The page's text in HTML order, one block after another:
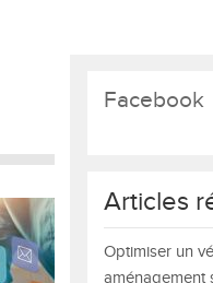
Facebook
Articles
Optimiser un
aménagement